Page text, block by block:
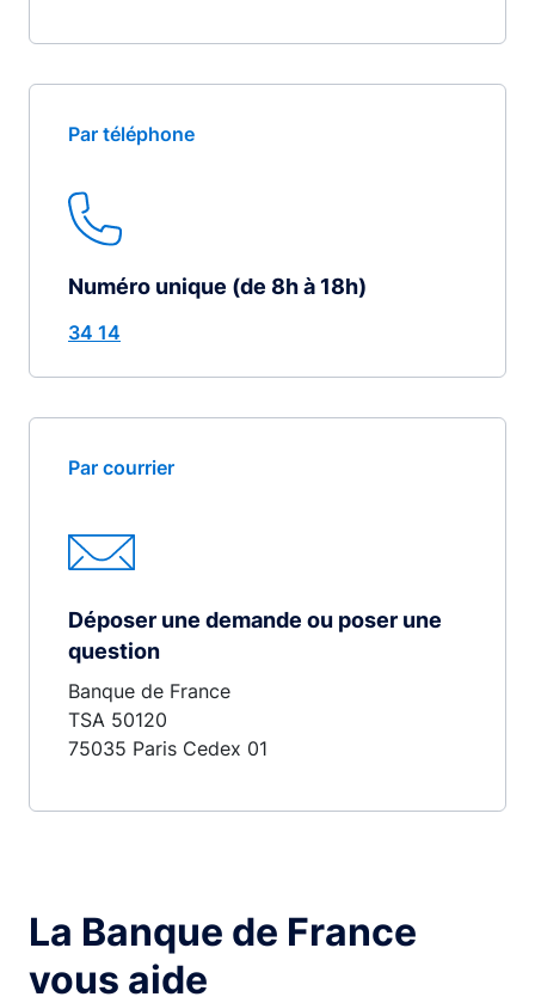
Par téléphone
Numéro unique (de 8h à 18h)
34 14
Par courrier
Déposer une demande ou poser une
question
Banque de France
TSA 50120
75035 Paris Cedex 01
La Banque de France
vous aide